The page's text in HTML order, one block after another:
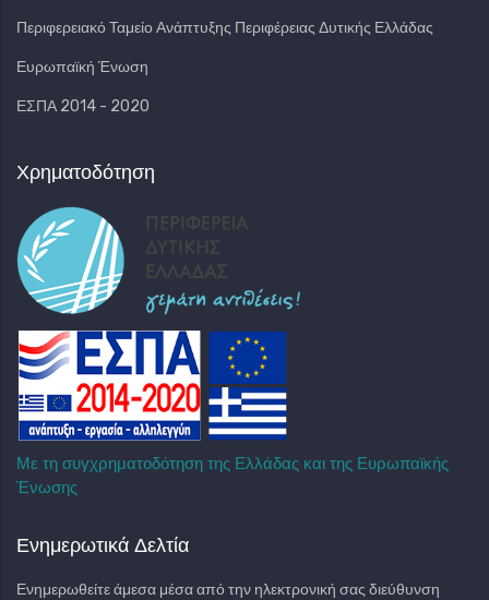
Περιφερειακό Ταμείο Ανάπτυξης Περιφέρειας Δυτικής Ελλάδας
Ευρωπαϊκή Ένωση
ΕΣΠΑ 2014 - 2020
Χρηματοδότηση
Με τη συγχρηματοδότηση της Ελλάδας και της Ευρωπαϊκής
Ένωσης
Ενημερωτικά Δελτία
Ενημερωθείτε άμεσα μέσα από την ηλεκτρονική σας διεύθυνση